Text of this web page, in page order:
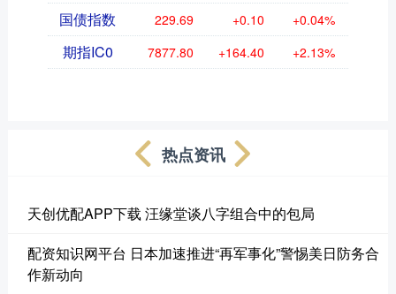
国债指数 229.69 +0.10 +0.04%
期指IC0 7877.80 +164.40 +2.13%
热点资讯
天创优配APP下载 汪缘堂谈八字组合中的包局
配资知识网平台 日本加速推进“再军事化”警惕美日防务合
作新动向